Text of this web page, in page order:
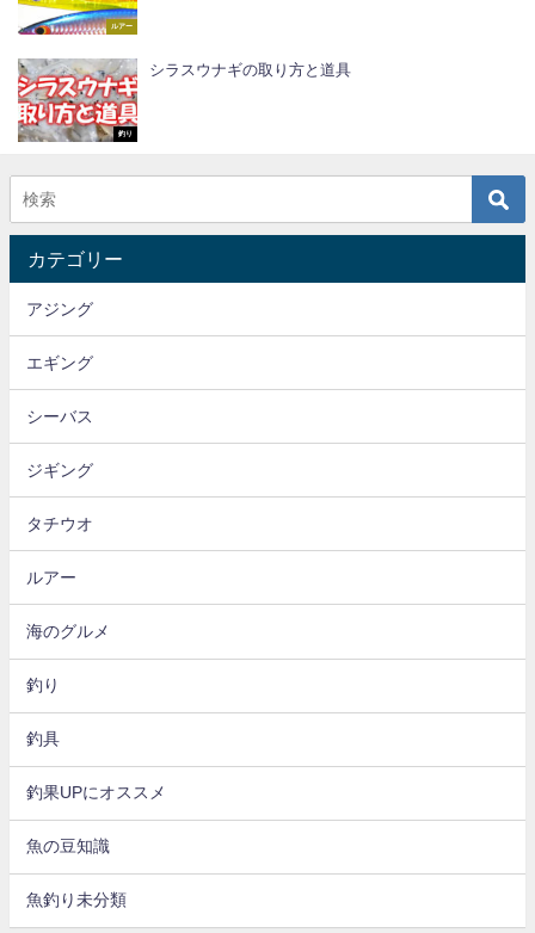
ルアー
釣り
シラスウナギの取り方と道具
カテゴリー
アジング
エギング
シーバス
ジギング
タチウオ
ルアー
海のグルメ
釣り
釣具
釣果UPにオススメ
魚の豆知識
魚釣り未分類